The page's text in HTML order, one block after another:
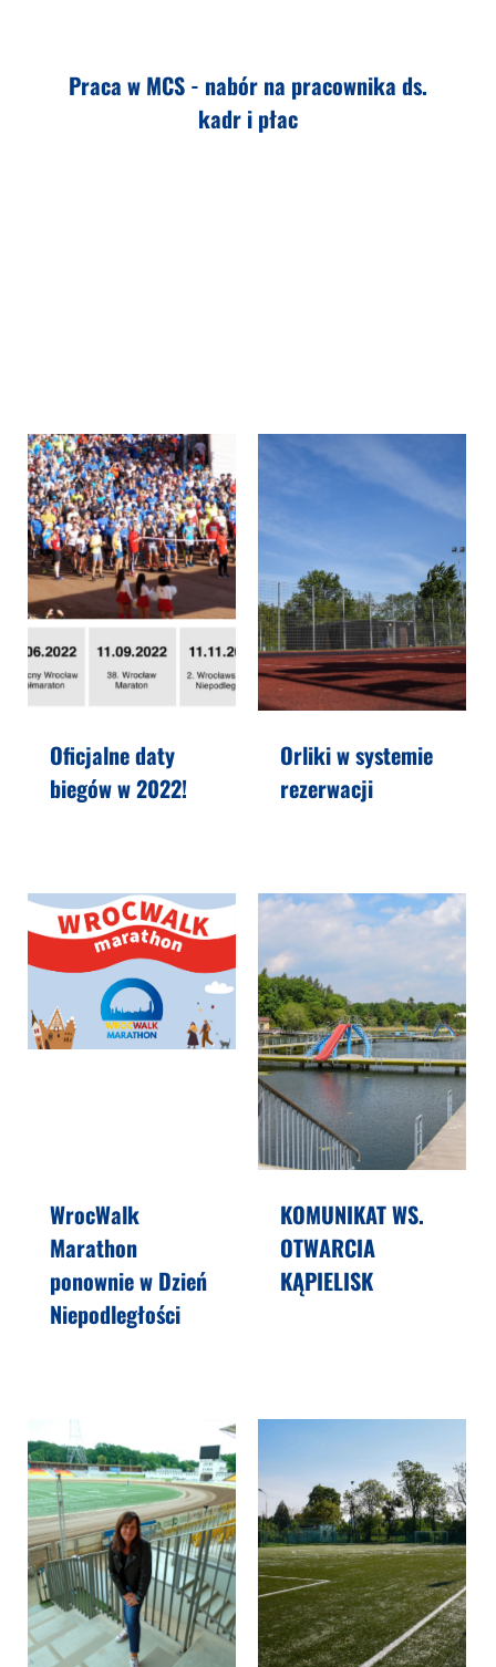
Praca w MCS - nabór na pracownika ds.
kadr i płac
Oficjalne daty
biegów w 2022!
Orliki w systemie
rezerwacji
WrocWalk
Marathon
ponownie w Dzień
Niepodległości
KOMUNIKAT WS.
OTWARCIA
KĄPIELISK